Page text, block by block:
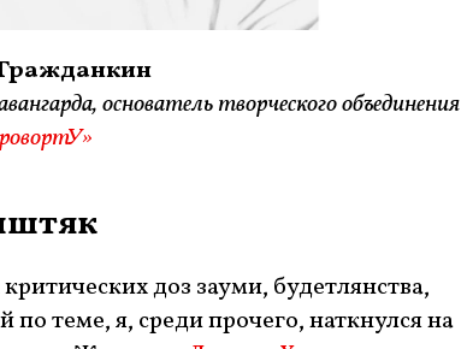
основатель творческого объединения
доз зауми, будетлянства,
по теме, я, среди прочего, наткнулся на